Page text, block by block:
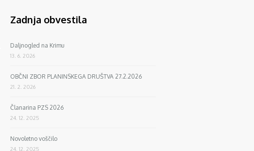
Zadnja obvestila
Daljnogled na Krimu
13. 6. 2026
OBČNI ZBOR PLANINSKEGA DRUŠTVA 27.2.2026
21. 2. 2026
Članarina PZS 2026
24. 12. 2025
Novoletno voščilo
24. 12. 2025